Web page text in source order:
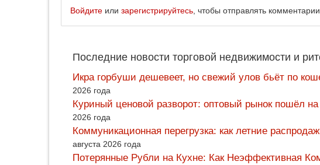
Войдите или зарегистрируйтесь , чтобы отправлять комментарии
Последние новости торговой недвижимости и
Икра горбуши дешевеет, но свежий улов бьёт по
2026 года
Куриный ценовой разворот: оптовый рынок пошёл
2026 года
Коммуникационная перегрузка: как летние
августа 2026 года
Потерянные Рубли на Кухне: Как Неэффективная